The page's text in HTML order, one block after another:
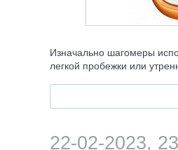
Изначально шагомеры
легкой пробежки или
22-02-2023,